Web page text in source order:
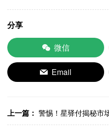
分享
微信
Email
上一篇： 警惕！星驿付揭秘市